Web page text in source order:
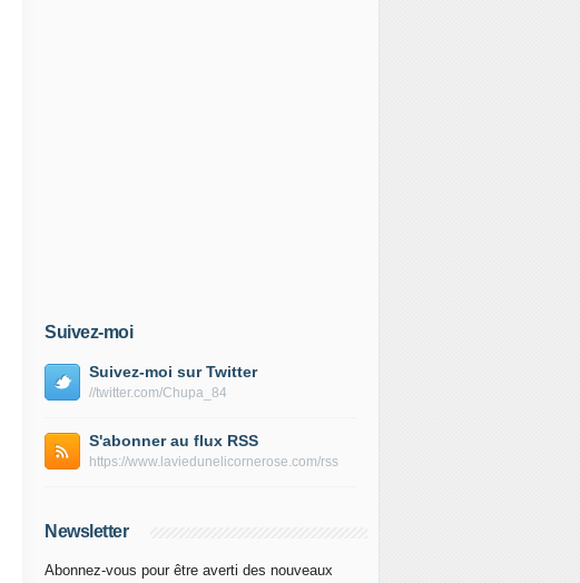
Suivez-moi
Suivez-moi sur Twitter
//twitter.com/Chupa_84
S'abonner au flux RSS
https://www.laviedunelicornerose.com/rss
Newsletter
Abonnez-vous pour être averti des nouveaux